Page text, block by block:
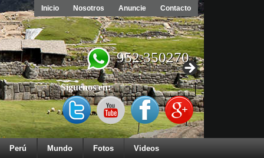
Inicio Nosotros Anuncie Contacto
952 350270
Síguenos en:
Perú Mundo Fotos Videos